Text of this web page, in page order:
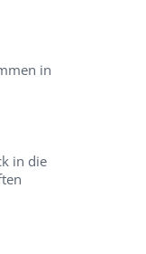
in
in die